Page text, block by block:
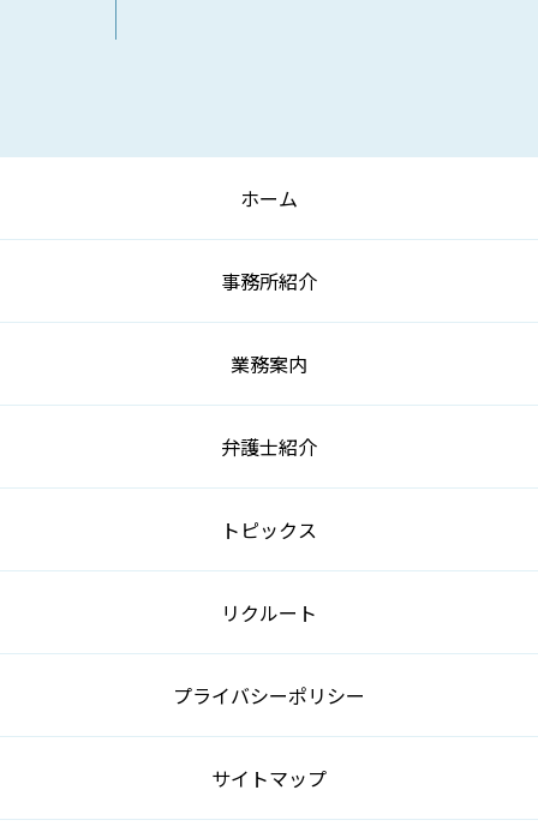
ホーム
事務所紹介
業務案内
弁護士紹介
トピックス
リクルート
プライバシーポリシー
サイトマップ